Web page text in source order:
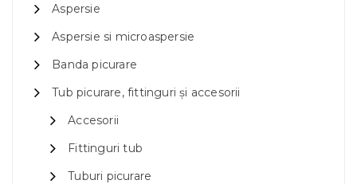
Aspersie
Aspersie si microaspersie
Banda picurare
Tub picurare, fittinguri și accesorii
Accesorii
Fittinguri tub
Tuburi picurare